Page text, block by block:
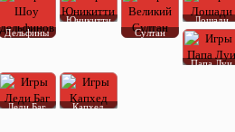
Дельфины
Юникитти
Султан
Лошади
Папа Луи
Леди Баг Капхед